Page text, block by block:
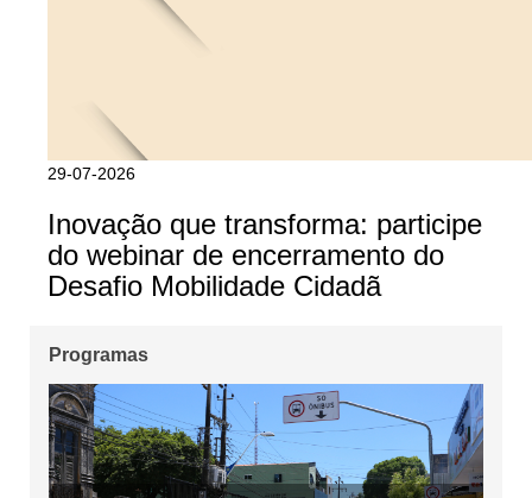
29-07-2026
Inovação que transforma: participe
do webinar de encerramento do
Desafio Mobilidade Cidadã
Programas